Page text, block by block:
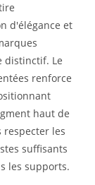
d'élégance et
distinctif. Le
renforce
haut de
respecter les
suffisants
les supports.